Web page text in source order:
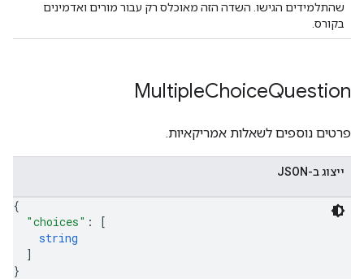
שהתלמידים הגישו. השדה הזה מאוכלס רק עבור מורים ואדמינים
בקורס.
MultipleChoiceQuestion
פרטים נוספים לשאלות אמריקאיות.
ייצוג ב-JSON
{
"choices" :
[
string
]
}